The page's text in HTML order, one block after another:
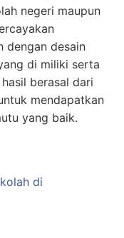
negeri maupun
dengan desain
di miliki serta
berasal dari
mendapatkan
yang baik.